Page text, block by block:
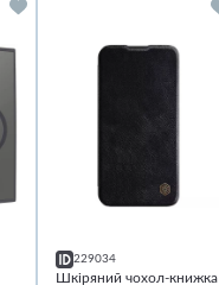
229034
Шкіряний чохол-книжка